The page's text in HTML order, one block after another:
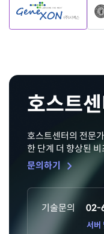
호스트
호스트센터의 전문
한 단계 더 향상된
문의하기 chevron_right
기술문의 02-
서버